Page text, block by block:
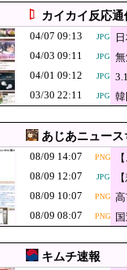
JPG 【速報】韓
「鹿児島で
組んだとこ
PNG 【ニュース】韓
JPG 防衛費、過去最
韓国人「村
い…（ﾌﾞﾙﾌﾞ
“高市総理の悲願”消
韓国人「イランの
【衝撃】韓国人「阪
毎日新聞 注目度の
JPG 中国、三峡ダムが全
カイカイ反応通
04/07 09:13
JPG
04/03 09:11
JPG
04/01 09:12
JPG
03/30 22:11
JPG
あじあニュース
08/09 14:07
PNG
08/09 12:07
JPG
08/09 10:07
PNG
08/09 08:07
PNG
キムチ速報